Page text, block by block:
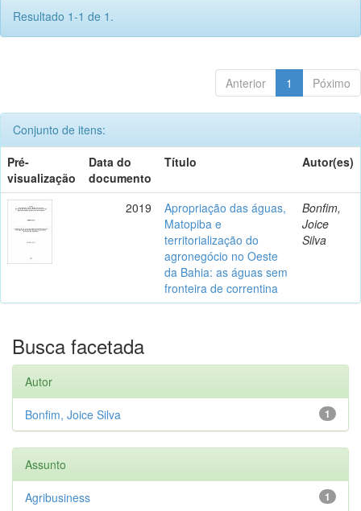
Resultado 1-1 de 1.
Anterior 1 Póximo
Conjunto de itens:
Pré-
visualização
Data do
documento
Título Autor(es)
2019
Apropriação das águas,
Matopiba e
territorialização do
agronegócio no Oeste
da Bahia: as águas sem
fronteira de correntina
Bonfim,
Joice
Silva
Busca facetada
Autor
1
Bonfim, Joice Silva
Assunto
1
Agribusiness